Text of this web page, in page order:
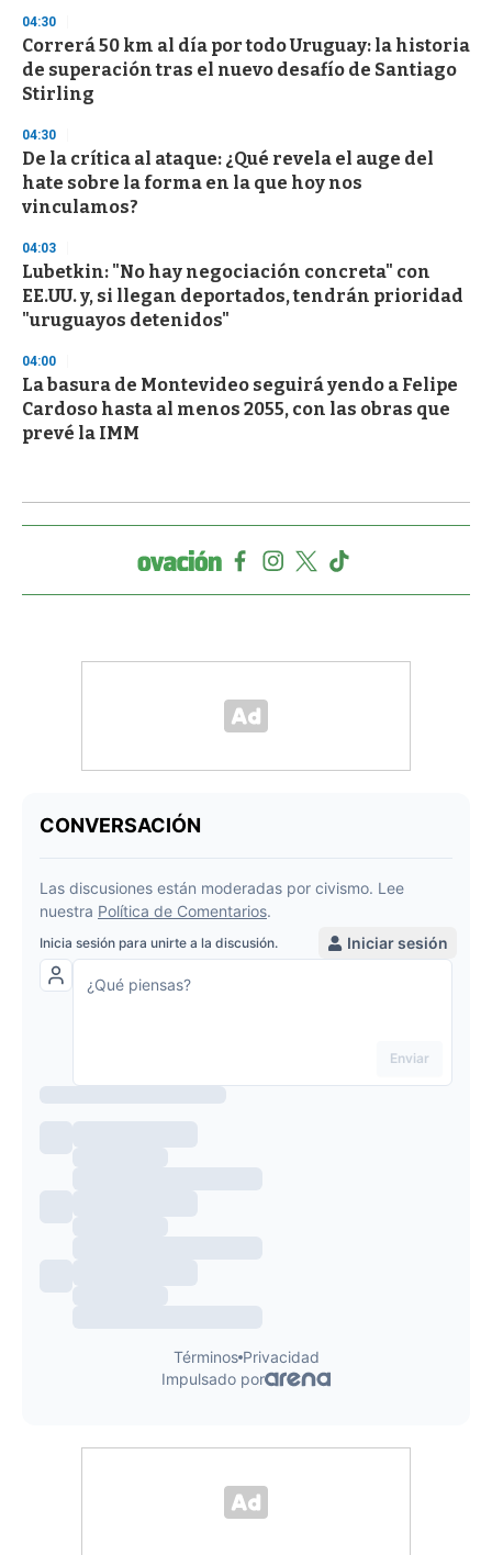
04:30
Correrá 50 km al día por todo Uruguay: la historia
de superación tras el nuevo desafío de Santiago
Stirling
04:30
De la crítica al ataque: ¿Qué revela el auge del
hate sobre la forma en la que hoy nos
vinculamos?
04:03
Lubetkin: "No hay negociación concreta" con
EE.UU. y, si llegan deportados, tendrán prioridad
"uruguayos detenidos"
04:00
La basura de Montevideo seguirá yendo a Felipe
Cardoso hasta al menos 2055, con las obras que
prevé la IMM